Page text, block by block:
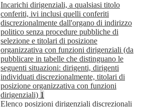
Incarichi dirigenziali, a qualsiasi titolo
conferiti, ivi inclusi quelli conferiti
discrezionalmente dall'organo di indirizzo
politico senza procedure pubbliche di
selezione e titolari di posizione
organizzativa con funzioni dirigenziali (da
pubblicare in tabelle che distinguano le
seguenti situazioni: dirigenti, dirigenti
individuati discrezionalmente, titolari di
posizione organizzativa con funzioni
dirigenziali) 1
Elenco posizioni dirigenziali discrezionali